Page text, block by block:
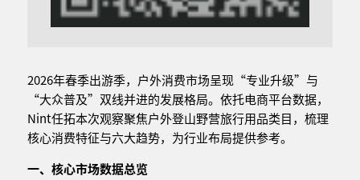
2026年春季出游季，户外消费市场呈现“专业升级”与
“大众普及”双线并进的发展格局。依托电商平台数据，
Nint任拓本次观察聚焦户外登山野营旅行用品类目，梳理
核心消费特征与六大趋势，为行业布局提供参考。
一、核心市场数据总览